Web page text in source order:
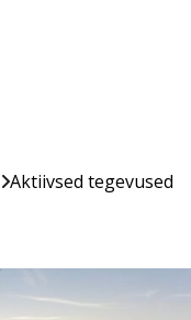
Aktiivsed tegevused